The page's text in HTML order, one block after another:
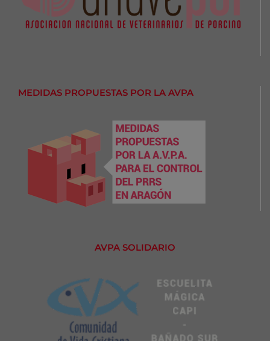
MEDIDAS PROPUESTAS POR LA AVPA
AVPA SOLIDARIO